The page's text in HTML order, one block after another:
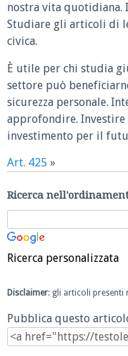
nostra vita quotidiana.
Studiare gli articoli di
civica.
È utile per chi studia
settore può
sicurezza personale.
approfondire.
investimento per il
Art. 425 »
Ricerca
Ricerca personalizzata
Disclaimer: gli articoli presenti
Pubblica questo